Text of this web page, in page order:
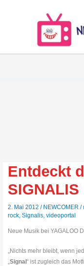
Entdeckt
SIGNALIS
2. Mai 2012/ NEWCOMER /
rock ,Signalis ,videoportal
Neue Musik bei YAGALOO
„Nichts mehr bleibt, wenn
„Signal“ ist zugleich das